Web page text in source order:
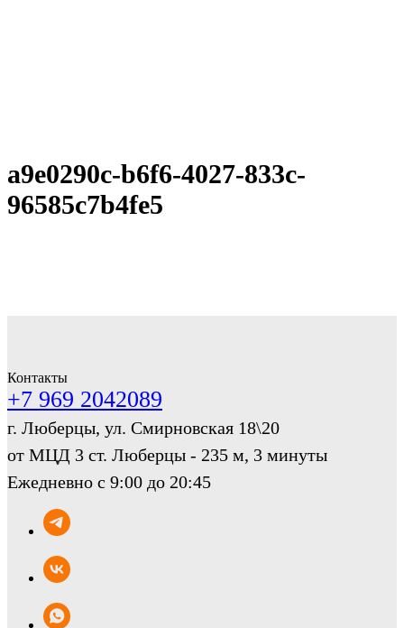
a9e0290c-b6f6-4027-833c-
96585c7b4fe5
Контакты
+7 969 2042089
г. Люберцы, ул. Смирновская 18\20
от МЦД 3 ст. Люберцы - 235 м, 3 минуты
Ежедневно с 9:00 до 20:45